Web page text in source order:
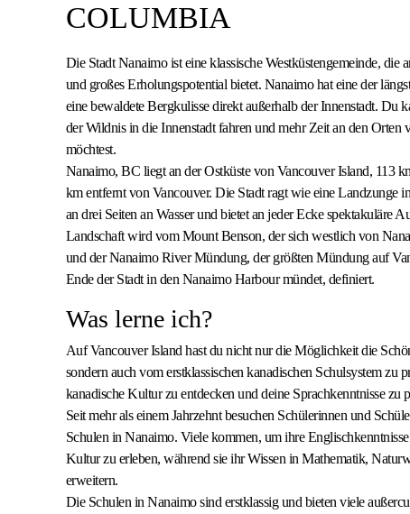
COLUMBIA
Die Stadt Nanaimo ist eine klassische Westküstengemeinde, die
und großes Erholungspotential bietet. Nanaimo hat eine der
eine bewaldete Bergkulisse direkt außerhalb der Innenstadt. Du
der Wildnis in die Innenstadt fahren und mehr Zeit an den Orten
möchtest.
Nanaimo, BC liegt an der Ostküste von Vancouver Island, 113
km entfernt von Vancouver. Die Stadt ragt wie eine Landzunge
an drei Seiten an Wasser und bietet an jeder Ecke spektakuläre
Landschaft wird vom Mount Benson, der sich westlich von
und der Nanaimo River Mündung, der größten Mündung auf
Ende der Stadt in den Nanaimo Harbour mündet, definiert.
Was lerne ich?
Auf Vancouver Island hast du nicht nur die Möglichkeit die
sondern auch vom erstklassischen kanadischen Schulsystem zu
kanadische Kultur zu entdecken und deine Sprachkenntnisse zu
Seit mehr als einem Jahrzehnt besuchen Schülerinnen und
Schulen in Nanaimo. Viele kommen, um ihre
Kultur zu erleben, während sie ihr Wissen in Mathematik,
erweitern.
Die Schulen in Nanaimo sind erstklassig und bieten viele